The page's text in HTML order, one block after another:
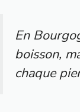
En
boisson,
chaque